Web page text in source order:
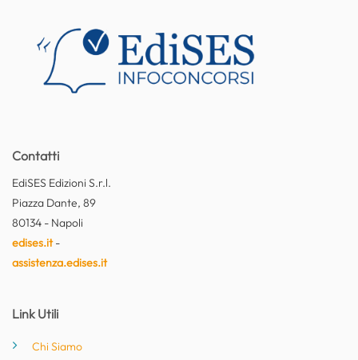
Contatti
EdiSES Edizioni S.r.l.
Piazza Dante, 89
80134 - Napoli
edises.it-
assistenza.edises.it
Link Utili
Chi Siamo